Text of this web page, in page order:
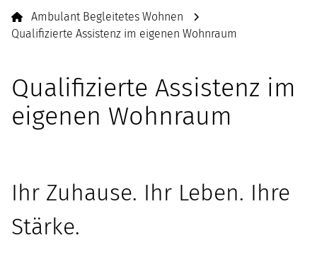
Ambulant Begleitetes Wohnen
Qualifizierte Assistenz im eigenen Wohnraum
Qualifizierte Assistenz im
eigenen Wohnraum
Ihr Zuhause. Ihr Leben. Ihre
Stärke.